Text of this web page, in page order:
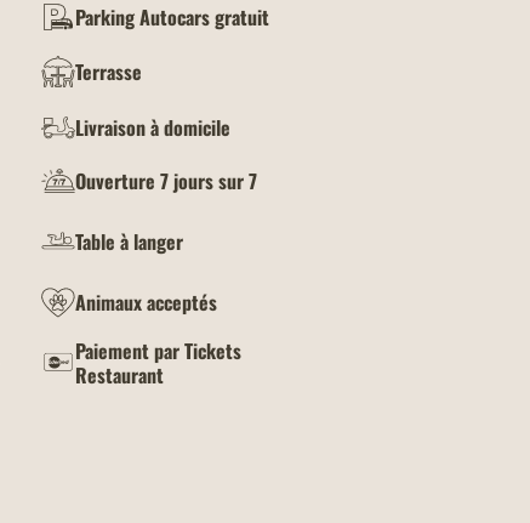
Parking Autocars gratuit
Terrasse
Livraison à domicile
Ouverture 7 jours sur 7
Table à langer
Animaux acceptés
Paiement par Tickets
Restaurant